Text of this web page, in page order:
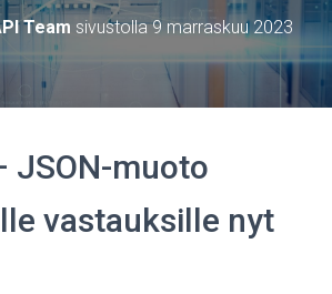
Team sivustolla9 marraskuu 2023
JSON-muoto
vastauksille nyt